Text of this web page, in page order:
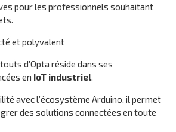
pour les professionnels souhaitant
et polyvalent
d’Opta réside dans ses
en IoT industriel.
avec l’écosystème Arduino, il permet
des solutions connectées en toute